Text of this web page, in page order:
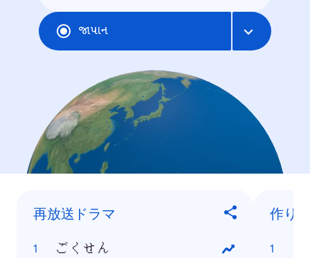
જાપાન
再放送ドラマ
ごくせん
作り